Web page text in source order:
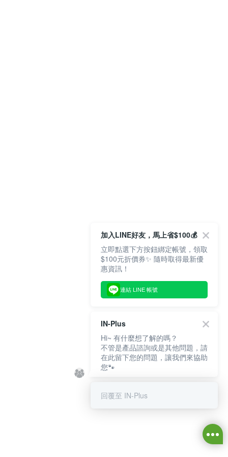
加入LINE好友，馬上省$100💰
立即點選下方按鈕綁定帳號，領取
$100元折價券✨ 隨時取得最新優
惠資訊！
連結 LINE 帳號
IN-Plus
Hi~ 有什麼想了解的嗎？
不管是產品諮詢或是其他問題，請
在此留下您的問題，讓我們來協助
您🐾
回覆至 IN-Plus